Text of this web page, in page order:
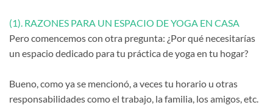
(1). RAZONES PARA UN ESPACIO DE YOGA EN CASA
Pero comencemos con otra pregunta: ¿Por qué necesitarías
un espacio dedicado para tu práctica de yoga en tu hogar?
Bueno, como ya se mencionó, a veces tu horario u otras
responsabilidades como el trabajo, la familia, los amigos, etc.